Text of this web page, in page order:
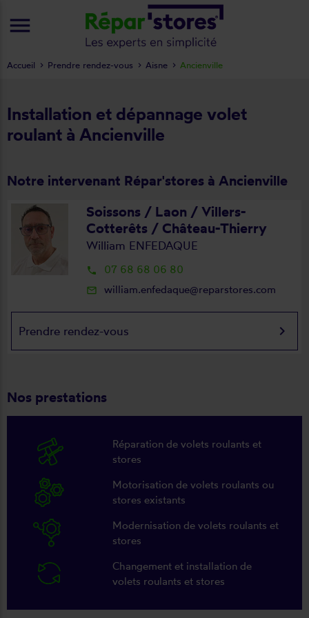
Installation et dépannage volet
roulant à Ancienville
Notre intervenant Répar'stores à Ancienville
Soissons / Laon / Villers-
Cotterêts / Château-Thierry
William ENFEDAQUE
local_phone 07 68 68 06 80
mail_outline william.enfedaque@reparstores.com
Prendre rendez-vous keyboard_arrow_right
Nos prestations
Réparation de volets roulants et
stores
Motorisation de volets roulants ou
stores existants
Modernisation de volets roulants et
stores
Changement et installation de
volets roulants et stores
Accueil Prendre rendez-vous Aisne Ancienville
menu